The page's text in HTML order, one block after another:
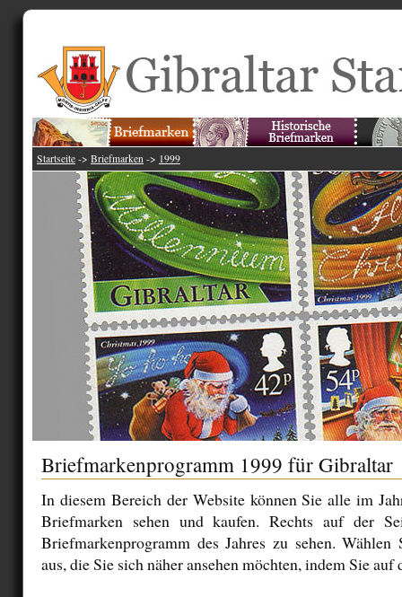
Startseite -> Briefmarken -> 1999
Briefmarkenprogramm 1999 für Gibraltar
In diesem Bereich der Website können Sie alle im
Briefmarken sehen und kaufen. Rechts auf der
Briefmarkenprogramm des Jahres zu sehen. Wählen
aus, die Sie sich näher ansehen möchten, indem Sie